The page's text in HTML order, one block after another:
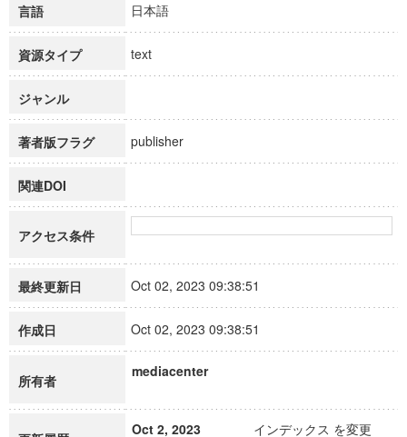
言語 日本語
資源タイプ text
ジャンル
著者版フラグ publisher
関連DOI
アクセス条件
最終更新日 Oct 02, 2023 09:38:51
作成日 Oct 02, 2023 09:38:51
所有者
mediacenter
Oct 2, 2023 インデックス を変更